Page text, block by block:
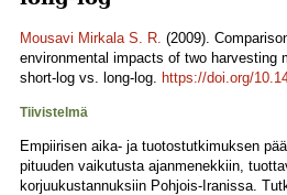
Mousavi Mirkala S. R. (2009).
environmental impacts of two harvesting
short-log vs. long-log. https://doi.org/
Tiivistelmä
Empiirisen aika- ja tuotostutkimuksen
pituuden vaikutusta ajanmenekkiin,
korjuukustannuksiin Pohjois-Iranissa.